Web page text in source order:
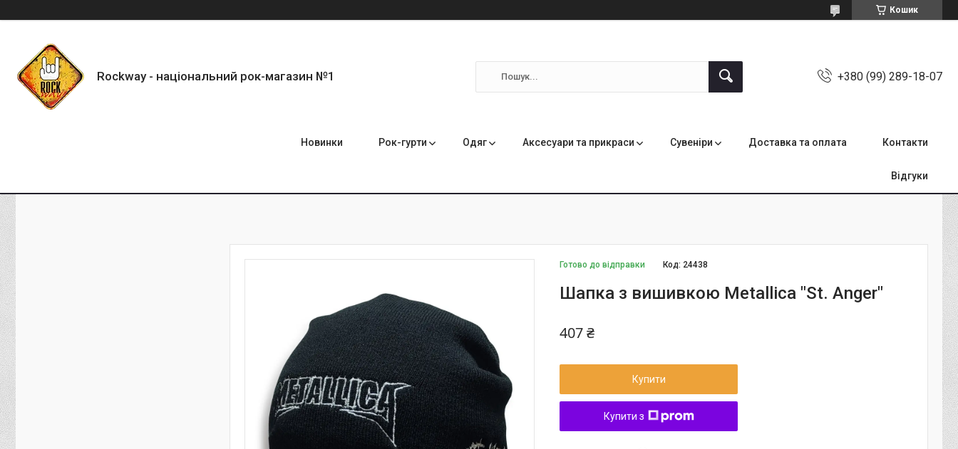
Кошик
Rockway - національний рок-магазин №1 +380 (99) 289-18-07
Новинки Рок-гурти Одяг Аксесуари та прикраси Сувеніри Доставка та оплата Контакти
Відгуки
Готово до відправки Код: 24438
Шапка з вишивкою Metallica "St. Anger"
407 ₴
Купити
Купити з